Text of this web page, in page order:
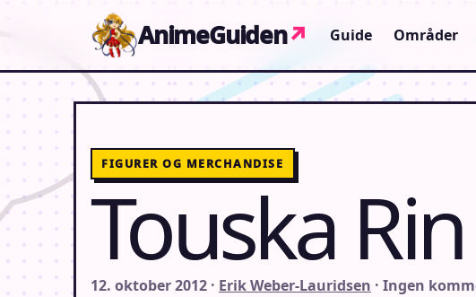
AnimeGuiden↗ Guide Områder
FIGURER OG MERCHANDISE
Touska
12. oktober 2012 · Erik Weber-Lauridsen · Ingen